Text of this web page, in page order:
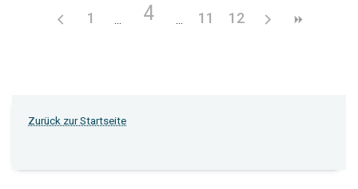
1 4 11 12
Zurück zur Startseite